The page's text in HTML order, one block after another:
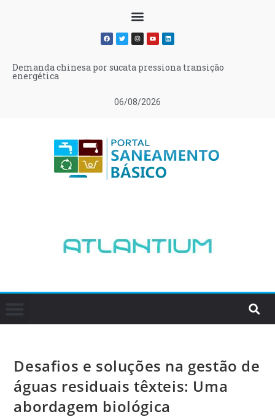
06/08/2026
Demanda chinesa por sucata pressiona transição
energética
Desafios e soluções na gestão de
águas residuais têxteis: Uma
abordagem biológica